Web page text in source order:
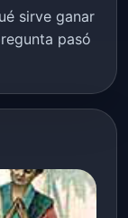
sirve ganar
pasó